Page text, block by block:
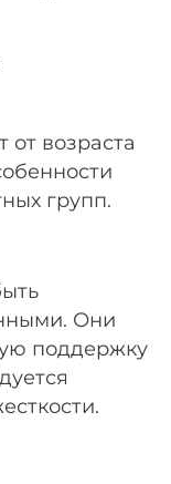
от возраста
групп.
Они
поддержку